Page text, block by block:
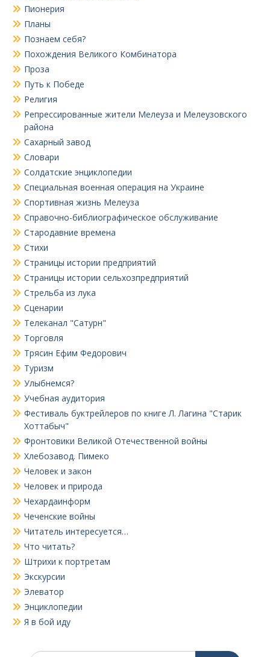
Пионерия
Планы
Познаем себя?
Похождения Великого Комбинатора
Проза
Путь к Победе
Религия
Репрессированные жители Мелеуза и Мелеузовского
района
Сахарный завод
Словари
Солдатские энциклопедии
Специальная военная операция на Украине
Спортивная жизнь Мелеуза
Справочно-библиографическое обслуживание
Стародавние времена
Стихи
Страницы истории предприятий
Страницы истории сельхозпредприятий
Стрельба из лука
Сценарии
Телеканал "Сатурн"
Торговля
Трясин Ефим Федорович
Туризм
Улыбнемся?
Учебная аудитория
Фестиваль буктрейлеров по книге Л. Лагина "Старик
Хоттабыч"
Фронтовики Великой Отечественной войны
Хлебозавод. Пимеко
Человек и закон
Человек и природа
Чехардаинформ
Чеченские войны
Читатель интересуется…
Что читать?
Штрихи к портретам
Экскурсии
Элеватор
Энциклопедии
Я в бой иду